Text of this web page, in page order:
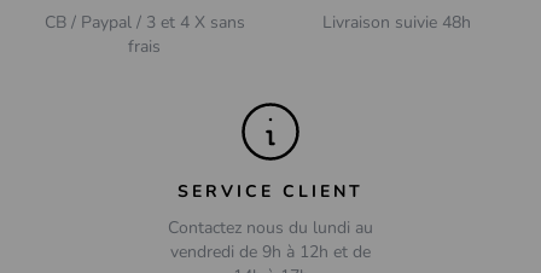
CB / Paypal / 3 et 4 X sans
frais
Livraison suivie 48h
SERVICE CLIENT
Contactez nous du lundi au
vendredi de 9h à 12h et de